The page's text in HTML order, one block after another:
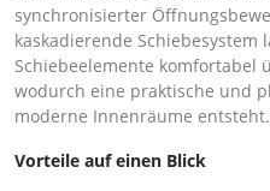
synchronisierter
kaskadierende Schiebesystem
Schiebeelemente komfortabel
wodurch eine praktische und
moderne Innenräume entsteht.
Vorteile auf einen Blick